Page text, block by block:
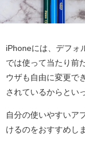
iPhoneには、デフォ
では使って当たり前
ウザも自由に変更で
されているからとい
自分の使いやすいア
けるのをおすすめし